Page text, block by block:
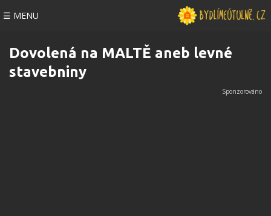
☰ MENU
Dovolená na MALTĚ aneb levné
stavebniny